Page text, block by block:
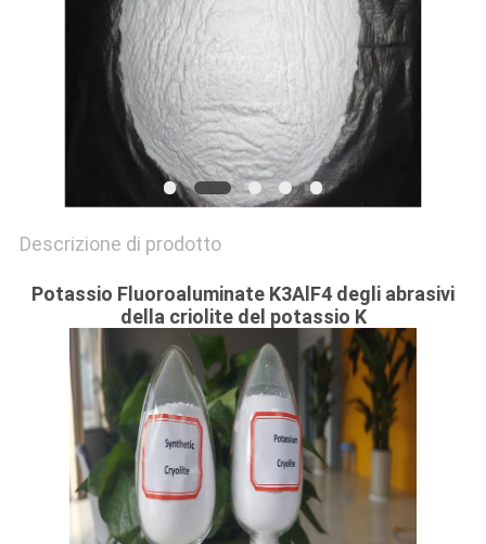
POLITICA
RISERVATEZZA
Descrizione di prodotto
Potassio Fluoroaluminate K3AlF4 degli abrasivi
della criolite del potassio K